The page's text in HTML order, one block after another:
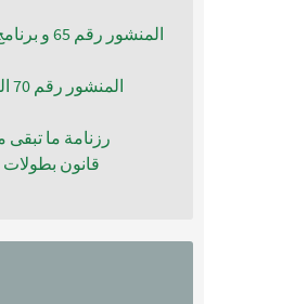
المنشور
المنشور رقم 70 المؤرخ في 22 فيفري 2026
رزنامة ما تبقى
قانون بطولات